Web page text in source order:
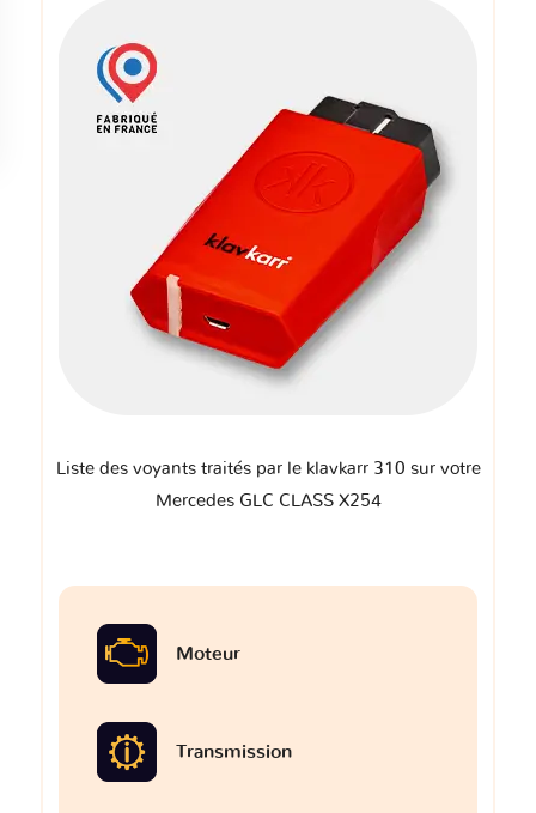
Liste des voyants traités par le klavkarr 310 sur votre
Mercedes GLC CLASS X254
Moteur
Transmission